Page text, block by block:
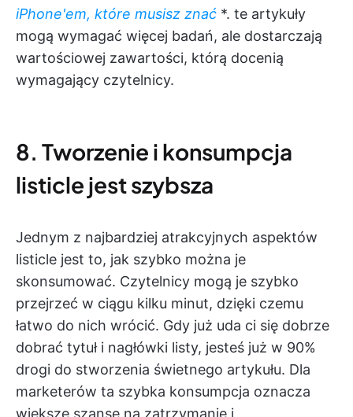
iPhone'em, które musisz znać *. te artykuły
mogą wymagać więcej badań, ale dostarczają
wartościowej zawartości, którą docenią
wymagający czytelnicy.
8. Tworzenie i konsumpcja
listicle jest szybsza
Jednym z najbardziej atrakcyjnych aspektów
listicle jest to, jak szybko można je
skonsumować. Czytelnicy mogą je szybko
przejrzeć w ciągu kilku minut, dzięki czemu
łatwo do nich wrócić. Gdy już uda ci się dobrze
dobrać tytuł i nagłówki listy, jesteś już w 90%
drogi do stworzenia świetnego artykułu. Dla
marketerów ta szybka konsumpcja oznacza